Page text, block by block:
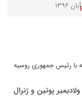
آبان ۱۳۹۶
با رئیس جمهوری روسیه
پوتین و ژنرال